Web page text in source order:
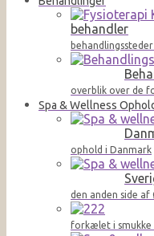
behandler
overblik over de
Spa & Wellness
ophold i Danmark
den anden side
forkælet i smukke